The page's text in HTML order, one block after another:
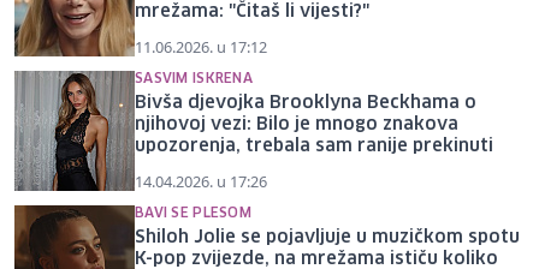
mrežama: "Čitaš li vijesti?"
11.06.2026. u 17:12
SASVIM ISKRENA
Bivša djevojka Brooklyna Beckhama o
njihovoj vezi: Bilo je mnogo znakova
upozorenja, trebala sam ranije prekinuti
14.04.2026. u 17:26
BAVI SE PLESOM
Shiloh Jolie se pojavljuje u muzičkom spotu
K-pop zvijezde, na mrežama ističu koliko